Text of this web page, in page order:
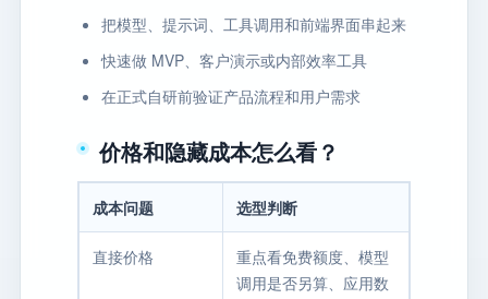
把模型、提示词、工具调用和前端界面串起来
快速做 MVP、客户演示或内部效率工具
在正式自研前验证产品流程和用户需求
价格和隐藏成本怎么看？
成本问题 选型判断
直接价格
重点看免费额度、模型
调用是否另算、应用数